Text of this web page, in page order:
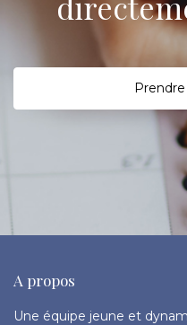
P
A propos
Une équipe jeune et